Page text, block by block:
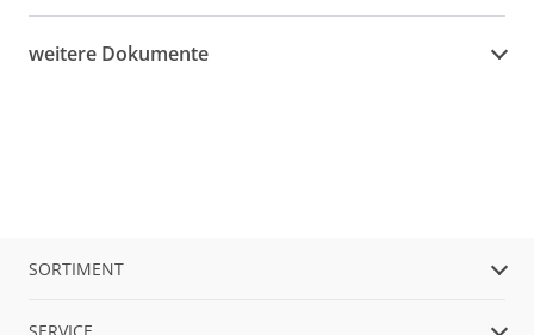
weitere Dokumente
SORTIMENT